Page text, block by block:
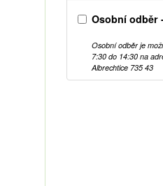
Osobní odběr
Osobní odběr je
7:30 do 14:30 na
Albrechtice 735 43